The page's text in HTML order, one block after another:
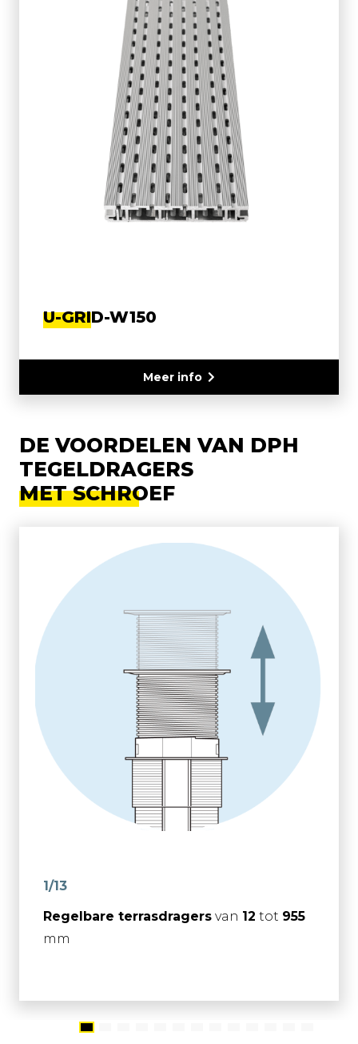
U-GRID-W150
Meer info
DE VOORDELEN VAN DPH
TEGELDRAGERS
MET SCHROEF
1/13
Regelbare terrasdragers van 12 tot 955
mm